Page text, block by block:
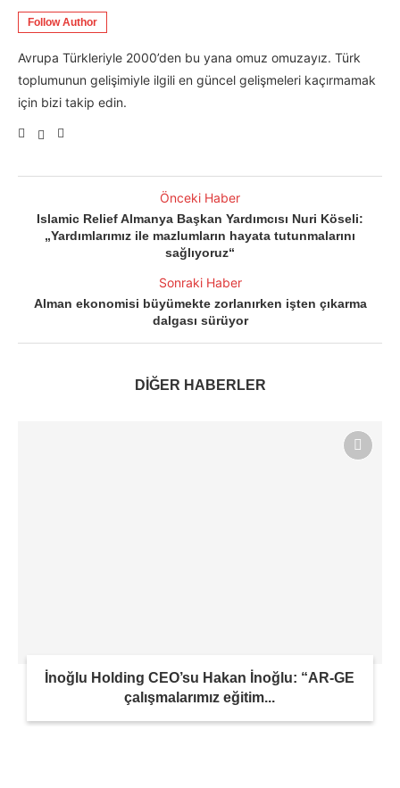
Follow Author
Avrupa Türkleriyle 2000’den bu yana omuz omuzayız. Türk
toplumunun gelişimiyle ilgili en güncel gelişmeleri kaçırmamak
için bizi takip edin.
Önceki Haber
Islamic Relief Almanya Başkan Yardımcısı Nuri Köseli:
„Yardımlarımız ile mazlumların hayata tutunmalarını
sağlıyoruz“
Sonraki Haber
Alman ekonomisi büyümekte zorlanırken işten çıkarma
dalgası sürüyor
DİĞER HABERLER
İnoğlu Holding CEO’su Hakan İnoğlu: “AR-GE
çalışmalarımız eğitim...